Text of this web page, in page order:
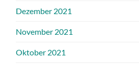
Dezember 2021
November 2021
Oktober 2021